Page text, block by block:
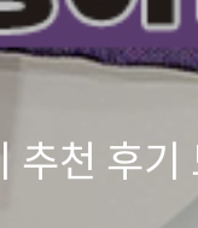
추천 후